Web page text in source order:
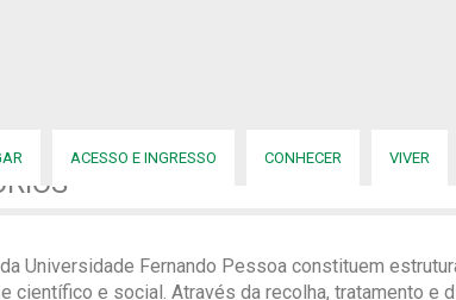
ACESSO E INGRESSO CONHECER VIVER
Universidade Fernando Pessoa constituem
científico e social. Através da recolha, tratamento e